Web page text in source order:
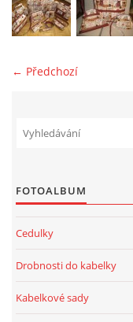
← Předchozí
FOTOALBUM
Cedulky
Drobnosti do kabelky
Kabelkové sady